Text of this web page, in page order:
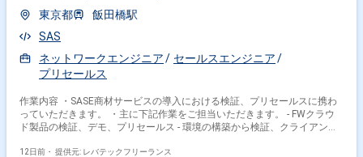
東京都
飯田橋駅
SAS
ネットワークエンジニア
セールスエンジニア
プリセールス
作業内容 ・SASE商材サービスの導入における検証、プリセールスに携わ
っていただきます。 ・主に下記作業をご担当いただきます。 - FWクラウ
ド製品の検証、デモ、プリセールス - 環境の構築から検証、クライアント
12日前・ 提供元: レバテックフリーランス